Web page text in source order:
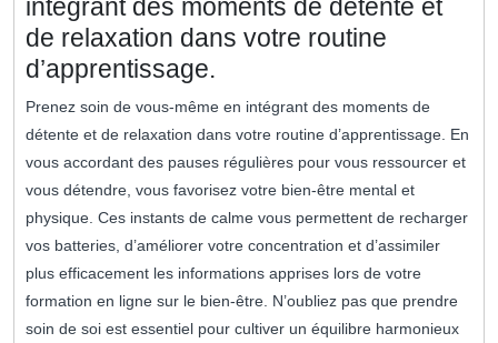
intégrant des moments de détente et
de relaxation dans votre routine
d’apprentissage.
Prenez soin de vous-même en intégrant des moments de
détente et de relaxation dans votre routine d’apprentissage. En
vous accordant des pauses régulières pour vous ressourcer et
vous détendre, vous favorisez votre bien-être mental et
physique. Ces instants de calme vous permettent de recharger
vos batteries, d’améliorer votre concentration et d’assimiler
plus efficacement les informations apprises lors de votre
formation en ligne sur le bien-être. N’oubliez pas que prendre
soin de soi est essentiel pour cultiver un équilibre harmonieux